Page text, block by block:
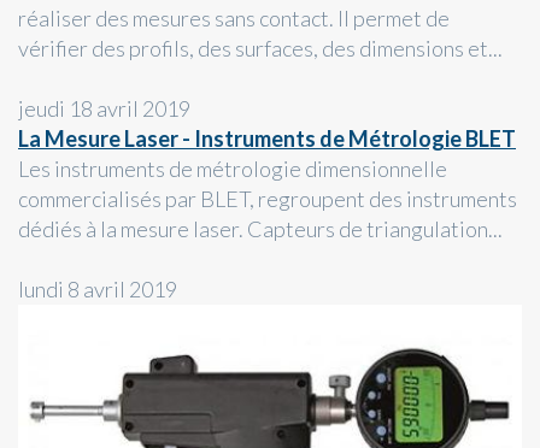
réaliser des mesures sans contact. Il permet de
vérifier des profils, des surfaces, des dimensions et...
jeudi 18 avril 2019
La Mesure Laser - Instruments de Métrologie BLET
Les instruments de métrologie dimensionnelle
commercialisés par BLET, regroupent des instruments
dédiés à la mesure laser. Capteurs de triangulation...
lundi 8 avril 2019